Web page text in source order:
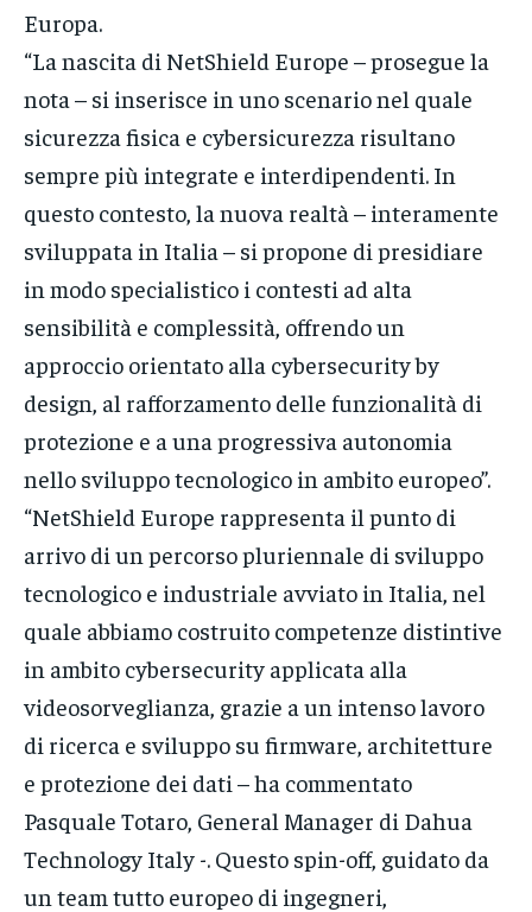
Europa.
“La nascita di NetShield Europe – prosegue la
nota – si inserisce in uno scenario nel quale
sicurezza fisica e cybersicurezza risultano
sempre più integrate e interdipendenti. In
questo contesto, la nuova realtà – interamente
sviluppata in Italia – si propone di presidiare
in modo specialistico i contesti ad alta
sensibilità e complessità, offrendo un
approccio orientato alla cybersecurity by
design, al rafforzamento delle funzionalità di
protezione e a una progressiva autonomia
nello sviluppo tecnologico in ambito europeo”.
“NetShield Europe rappresenta il punto di
arrivo di un percorso pluriennale di sviluppo
tecnologico e industriale avviato in Italia, nel
quale abbiamo costruito competenze distintive
in ambito cybersecurity applicata alla
videosorveglianza, grazie a un intenso lavoro
di ricerca e sviluppo su firmware, architetture
e protezione dei dati – ha commentato
Pasquale Totaro, General Manager di Dahua
Technology Italy -. Questo spin-off, guidato da
un team tutto europeo di ingegneri,